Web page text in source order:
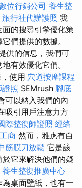
位行銷公司 養生整
旅行社代辦護照 我
的搜尋引擎優化策
們提供的數據。
供的信息，我們可
有效優化它們。
使用 穴道按摩課程
證照 SEMrush 腳底
可以納入我們的內
吸引用戶注意力方
際整復師證照 經絡
商 然而，雅虎有自
筋膜刀放鬆 它是該
它來解決他們的疑
養生整復推廣中心
桌面壁紙，也有一